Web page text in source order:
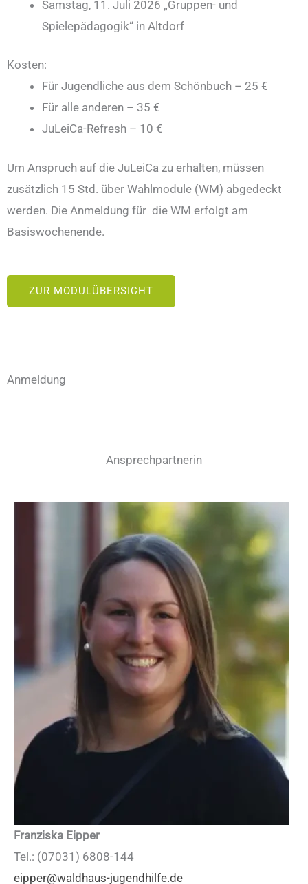
Samstag, 11. Juli 2026 „Gruppen- und
Spielepädagogik“ in Altdorf
Kosten:
Für Jugendliche aus dem Schönbuch – 25 €
Für alle anderen – 35 €
JuLeiCa-Refresh – 10 €
Um Anspruch auf die JuLeiCa zu erhalten, müssen
zusätzlich 15 Std. über Wahlmodule (WM) abgedeckt
werden. Die Anmeldung für die WM erfolgt am
Basiswochenende.
ZUR MODULÜBERSICHT
Anmeldung
Ansprechpartnerin
Franziska Eipper
Tel.: (07031) 6808-144
eipper@waldhaus-jugendhilfe.de